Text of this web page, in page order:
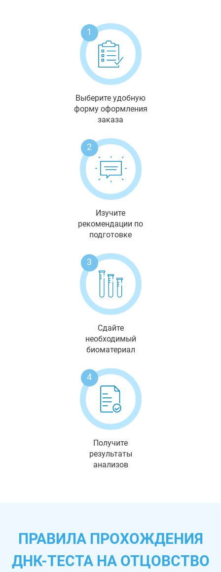
1
Выберите удобную
форму оформления
заказа
2
Изучите
рекомендации по
подготовке
3
Сдайте
необходимый
биоматериал
4
Получите
результаты
анализов
ПРАВИЛА ПРОХОЖДЕНИЯ
ДНК-ТЕСТА НА ОТЦОВСТВО